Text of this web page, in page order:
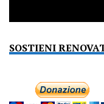
SOSTIENI